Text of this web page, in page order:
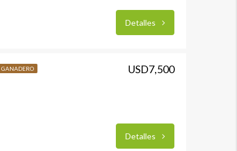
Detalles
GANADERO USD7,500
Detalles